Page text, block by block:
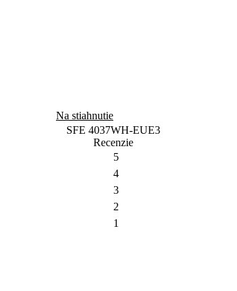
Na stiahnutie
SFE 4037WH-EUE3
Recenzie
5
4
3
2
1